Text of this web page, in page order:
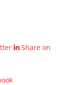
Share on